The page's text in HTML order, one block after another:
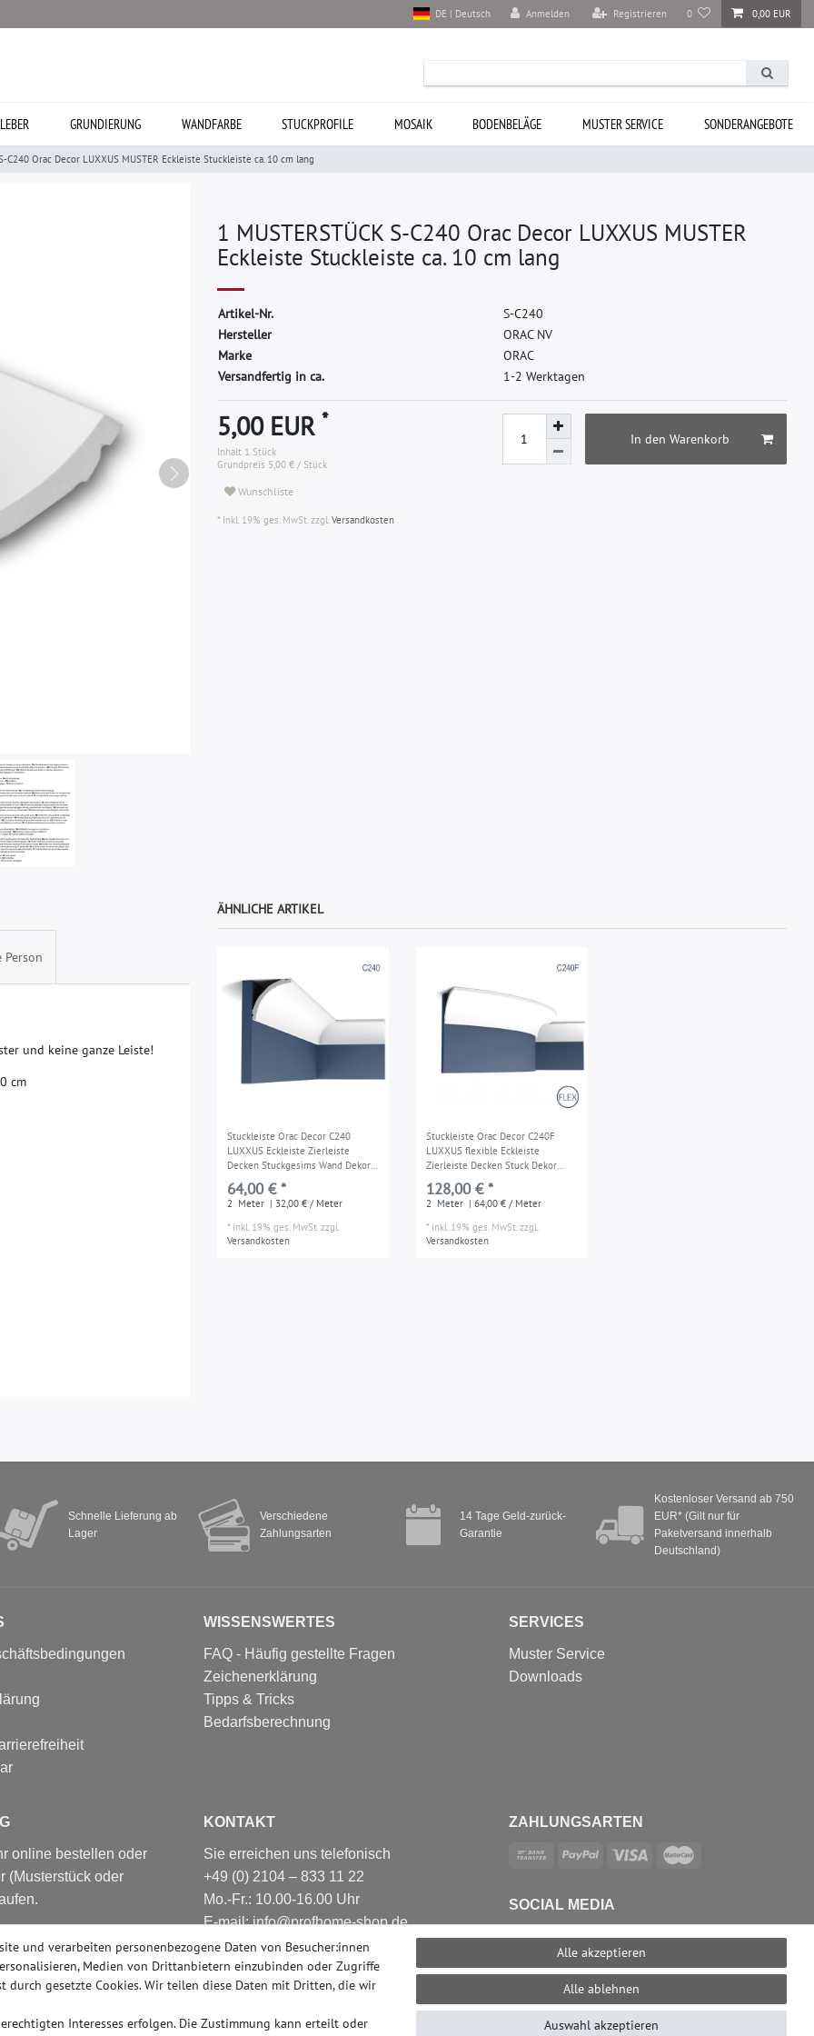
Anmelden Registrieren 0 0,00 EUR
DE | Deutsch
GRUNDIERUNG WANDFARBE STUCKPROFILE MOSAIK BODENBELÄGE MUSTER SERVICE SONDERANGEBOTE
C240 Orac Decor LUXXUS MUSTER Eckleiste Stuckleiste ca. 10 cm lang
1 MUSTERSTÜCK S-C240 Orac Decor LUXXUS MUSTER
Eckleiste Stuckleiste ca. 10 cm lang
Artikel-Nr. S-C240
Hersteller ORAC NV
Marke ORAC
Versandfertig in ca.
1-2 Werktagen
5,00 EUR *
Inhalt 1 Stück
Grundpreis 5,00 € / Stück
In den Warenkorb
Wunschliste
* inkl. 19% ges. MwSt. zzgl.Versandkosten
Person
ter und keine ganze Leiste!
0 cm
ÄHNLICHE ARTIKEL
Stuckleiste Orac Decor C240
LUXXUS Eckleiste Zierleiste
Decken Stuckgesims Wand Dekor
Profil Dekorleiste 2 Meter
64,00 € *
2 Meter | 32,00 € / Meter
* inkl. 19% ges. MwSt.zzgl.
Versandkosten
Stuckleiste Orac Decor C240F
LUXXUS flexible Eckleiste
Zierleiste Decken Stuck Dekor
Profil Gesims Dekorleiste 2 Meter
128,00 € *
2 Meter | 64,00 € / Meter
* inkl. 19% ges. MwSt.zzgl.
Versandkosten
Schnelle Lieferung ab
Lager
Verschiedene
Zahlungsarten
14 Tage Geld-zurück-
Garantie
Kostenloser Versand ab 750
EUR* (Gilt nur für
Paketversand innerhalb
Deutschland)
WISSENSWERTES
FAQ - Häufig gestellte Fragen
Zeichenerklärung
Tipps & Tricks
Bedarfsberechnung
SERVICES
Muster Service
Downloads
online bestellen oder
(Musterstück oder
Nahezu alle
abholbereit.
KONTAKT
Sie erreichen uns telefonisch
+49 (0) 2104 – 833 11 22
Mo.-Fr.: 10.00-16.00 Uhr
E-mail: info@profhome-shop.de
ZAHLUNGSARTEN
SOCIAL MEDIA
und verarbeiten personenbezogene Daten von Besucher:innen
Medien von Drittanbietern einzubinden oder Zugriffe
gesetzte Cookies. Wir teilen diese Daten mit Dritten, die wir
Interesses erfolgen. Die Zustimmung kann erteilt oder
Alle akzeptieren
Alle ablehnen
Auswahl akzeptieren